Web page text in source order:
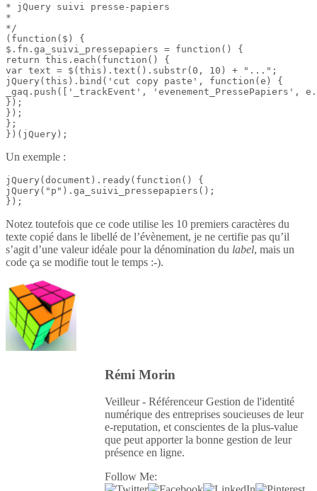
* jQuery suivi presse-papiers
*
*/
(function($) {
$.fn.ga_suivi_pressepapiers = function() {
return this.each(function() {
var text = $(this).text().substr(0, 10) + "...";
jQuery(this).bind('cut copy paste', function(e) {
_gaq.push(['_trackEvent', 'evenement_PressePapiers',
});
});
};
})(jQuery);
Un exemple :
jQuery(document).ready(function() {
jQuery("p").ga_suivi_pressepapiers();
});
Notez toutefois que ce code utilise les 10 premiers caractères du
texte copié dans le libellé de l’évènement, je ne certifie pas qu’il
s’agit d’une valeur idéale pour la dénomination du label, mais un
code ça se modifie tout le temps :-).
Rémi Morin
Veilleur - Référenceur Gestion de l'identité
numérique des entreprises soucieuses de leur
e-reputation, et conscientes de la plus-value
que peut apporter la bonne gestion de leur
présence en ligne.
Follow Me: